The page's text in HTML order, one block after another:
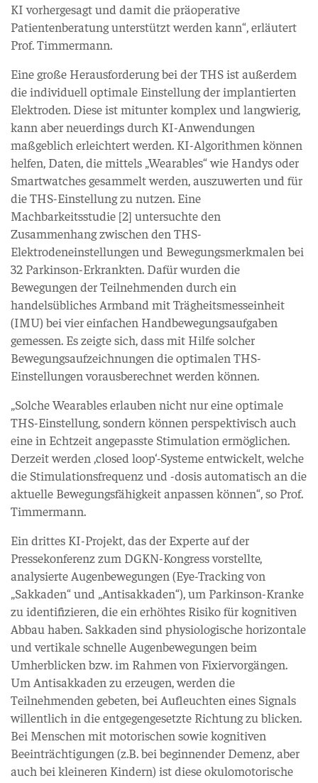
KI vorhergesagt und damit die präoperative
Patientenberatung unterstützt werden kann“, erläutert
Prof. Timmermann.
Eine große Herausforderung bei der THS ist außerdem
die individuell optimale Einstellung der implantierten
Elektroden. Diese ist mitunter komplex und langwierig,
kann aber neuerdings durch KI-Anwendungen
maßgeblich erleichtert werden. KI-Algorithmen können
helfen, Daten, die mittels „Wearables“ wie Handys oder
Smartwatches gesammelt werden, auszuwerten und für
die THS-Einstellung zu nutzen. Eine
Machbarkeitsstudie [2] untersuchte den
Zusammenhang zwischen den THS-
Elektrodeneinstellungen und Bewegungsmerkmalen bei
32 Parkinson-Erkrankten. Dafür wurden die
Bewegungen der Teilnehmenden durch ein
handelsübliches Armband mit Trägheitsmesseinheit
(IMU) bei vier einfachen Handbewegungsaufgaben
gemessen. Es zeigte sich, dass mit Hilfe solcher
Bewegungsaufzeichnungen die optimalen THS-
Einstellungen vorausberechnet werden können.
„Solche Wearables erlauben nicht nur eine optimale
THS-Einstellung, sondern können perspektivisch auch
eine in Echtzeit angepasste Stimulation ermöglichen.
Derzeit werden ‚closed loop‘-Systeme entwickelt, welche
die Stimulationsfrequenz und -dosis automatisch an die
aktuelle Bewegungsfähigkeit anpassen können“, so Prof.
Timmermann.
Ein drittes KI-Projekt, das der Experte auf der
Pressekonferenz zum DGKN-Kongress vorstellte,
analysierte Augenbewegungen (Eye-Tracking von
„Sakkaden“ und „Antisakkaden“), um Parkinson-Kranke
zu identifizieren, die ein erhöhtes Risiko für kognitiven
Abbau haben. Sakkaden sind physiologische horizontale
und vertikale schnelle Augenbewegungen beim
Umherblicken bzw. im Rahmen von Fixiervorgängen.
Um Antisakkaden zu erzeugen, werden die
Teilnehmenden gebeten, bei Aufleuchten eines Signals
willentlich in die entgegengesetzte Richtung zu blicken.
Bei Menschen mit motorischen sowie kognitiven
Beeinträchtigungen (z.B. bei beginnender Demenz, aber
auch bei kleineren Kindern) ist diese okulomotorische